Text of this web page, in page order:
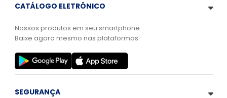
CATÁLOGO ELETRÔNICO
Nossos produtos em seu smartphone.
Baixe agora mesmo nas plataformas:
SEGURANÇA